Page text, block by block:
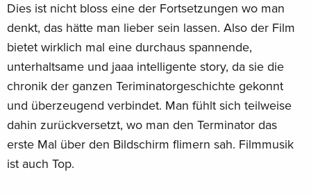
Dies ist nicht bloss eine der Fortsetzungen wo man
denkt, das hätte man lieber sein lassen. Also der Film
bietet wirklich mal eine durchaus spannende,
unterhaltsame und jaaa intelligente story, da sie die
chronik der ganzen Teriminatorgeschichte gekonnt
und überzeugend verbindet. Man fühlt sich teilweise
dahin zurückversetzt, wo man den Terminator das
erste Mal über den Bildschirm flimern sah. Filmmusik
ist auch Top.